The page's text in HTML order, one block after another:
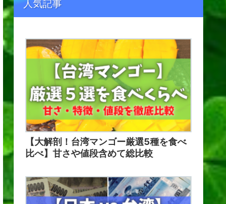
人気記事
【大解剖！台湾マンゴー厳選5種を食べ
比べ】甘さや値段含めて総比較